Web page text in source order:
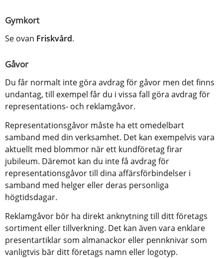
Gymkort
Se ovan Friskvård.
Gåvor
Du får normalt inte göra avdrag för gåvor men det finns
undantag, till exempel får du i vissa fall göra avdrag för
representations- och reklamgåvor.
Representationsgåvor måste ha ett omedelbart
samband med din verksamhet. Det kan exempelvis vara
aktuellt med blommor när ett kundföretag firar
jubileum. Däremot kan du inte få avdrag för
representationsgåvor till dina affärsförbindelser i
samband med helger eller deras personliga
högtidsdagar.
Reklamgåvor bör ha direkt anknytning till ditt företags
sortiment eller tillverkning. Det kan även vara enklare
presentartiklar som almanackor eller pennknivar som
vanligtvis bär ditt företags namn eller logotyp.